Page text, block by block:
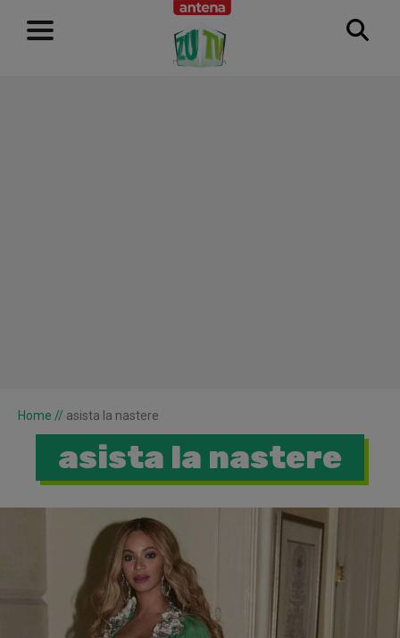
RECLAMĂ
Home // asista la nastere
asista la nastere